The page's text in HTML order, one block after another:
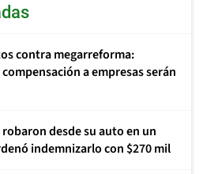
contra megarreforma:
a empresas serán
desde su auto en un
indemnizarlo con $270 mil